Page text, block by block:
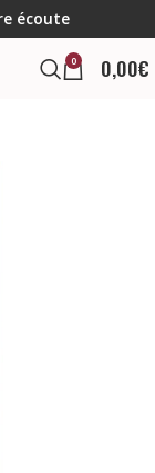
écoute
0 0,00€